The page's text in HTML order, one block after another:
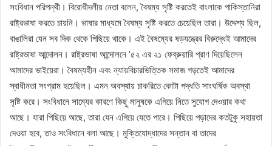
সংবিধান পরিপন্থী। বিরোধীদলীয় নেতা বলেন, বৈষম্য সৃষ্টি করতেই বাংলাকে পাকিস্তানিরা
রাষ্ট্রভাষা করতে চায়নি। ভাষার মাধ্যমে বৈষম্য সৃষ্টি করতে চেয়েছিল তারা। উদ্দেশ্য ছিল,
বাঙালিরা যেন সব দিক থেকে পিছিয়ে থাকে। এই বৈষম্যের ষড়যন্ত্রের বিরুদ্ধেই আমাদের
রাষ্ট্রভাষা আন্দোলন। রাষ্ট্রভাষা আন্দোলনে ’৫২ এর ২১ ফেব্রুয়ারি প্রাণ দিয়েছিলেন
আমাদের ভাইয়েরা। বৈষম্যহীন এবং ন্যায়বিচারভিত্তিক সমাজ গড়তেই আমাদের
স্বাধীনতা সংগ্রাম হয়েছিল। এমন অবস্থায় চাকরিতে কোটা পদ্ধতি সাংঘর্ষিক অবস্থা
সৃষ্টি করে। সংবিধানে সাম্যের কারণে কিছু মানুষকে এগিয়ে নিতে সুযোগ দেওয়ার কথা
আছে। যারা পিছিয়ে আছে, তারা যেন এগিয়ে যেতে পারে। পিছিয়ে পড়াদের কতটুকু সহায়তা
দেওয়া হবে, তাও সংবিধানে বলা আছে। মুক্তিযোদ্ধাদের সন্তান বা তাদের